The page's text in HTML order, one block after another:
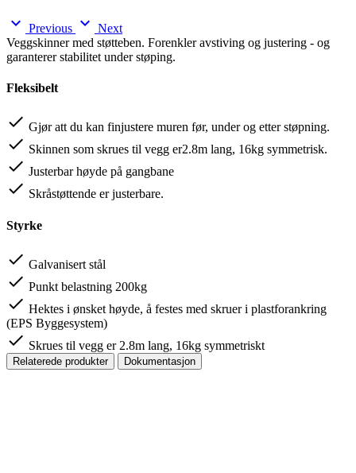
expand_more Previous expand_more Next
Veggskinner med støtteben. Forenkler avstiving og justering - og
garanterer stabilitet under støping.
Fleksibelt
done Gjør att du kan finjustere muren før, under og etter støpning.
done Skinnen som skrues til vegg er2.8m lang, 16kg symmetrisk.
done Justerbar høyde på gangbane
done Skråstøttende er justerbare.
Styrke
done Galvanisert stål
done Punkt belastning 200kg
done Hektes i ønsket høyde, å festes med skruer i plastforankring
(EPS Byggesystem)
done Skrues til vegg er 2.8m lang, 16kg symmetriskt
Relaterede produkter Dokumentasjon